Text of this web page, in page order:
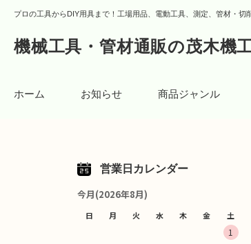
プロの工具からDIY用具まで！工場用品、電動工具、測定、管材・切
機械工具・管材通販の茂木機
ホーム お知らせ 商品ジャンル
営業日カレンダー
今月(2026年8月)
日 月 火 水 木 金 土
1